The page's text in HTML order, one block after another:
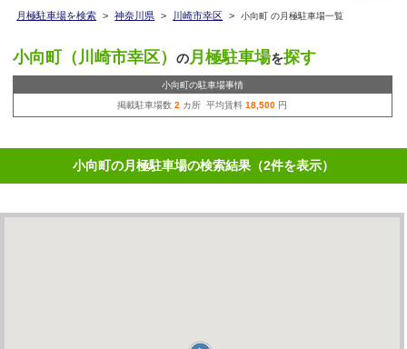
月極駐車場を検索 > 神奈川県 > 川崎市幸区 > 小向町 の月極駐車場一覧
小向町（川崎市幸区） の月極駐車場を探す
小向町の駐車場事情
掲載駐車場数2 カ所 平均賃料18,500 円
小向町の月極駐車場の検索結果（2件を表示）